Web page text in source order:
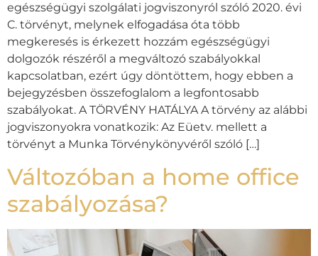
egészségügyi szolgálati jogviszonyról szóló 2020. évi
C. törvényt, melynek elfogadása óta több
megkeresés is érkezett hozzám egészségügyi
dolgozók részéről a megváltozó szabályokkal
kapcsolatban, ezért úgy döntöttem, hogy ebben a
bejegyzésben összefoglalom a legfontosabb
szabályokat. A TÖRVÉNY HATÁLYA A törvény az alábbi
jogviszonyokra vonatkozik: Az Eüetv. mellett a
törvényt a Munka Törvénykönyvéről szóló […]
Változóban a home office
szabályozása?